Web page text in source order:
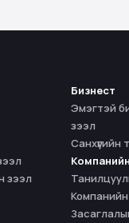
зээл
Бизнест
Эмэгтэй
зээл
Санхүүгийн
Компанийн